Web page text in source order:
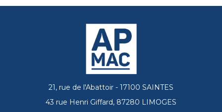
21, rue de l'Abattoir - 17100 SAINTES
43 rue Henri Giffard, 87280 LIMOGES